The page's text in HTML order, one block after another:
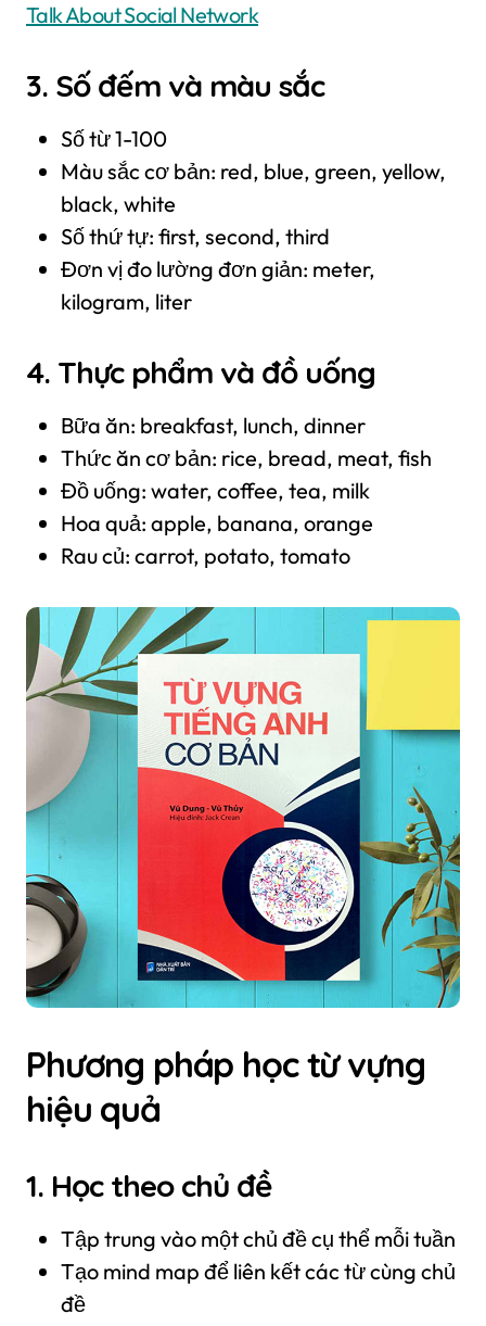
Talk About Social Network
3. Số đếm và màu sắc
Số từ 1-100
Màu sắc cơ bản: red, blue, green, yellow,
black, white
Số thứ tự: first, second, third
Đơn vị đo lường đơn giản: meter,
kilogram, liter
4. Thực phẩm và đồ uống
Bữa ăn: breakfast, lunch, dinner
Thức ăn cơ bản: rice, bread, meat, fish
Đồ uống: water, coffee, tea, milk
Hoa quả: apple, banana, orange
Rau củ: carrot, potato, tomato
Phương pháp học từ vựng
hiệu quả
1. Học theo chủ đề
Tập trung vào một chủ đề cụ thể mỗi tuần
Tạo mind map để liên kết các từ cùng chủ
đề